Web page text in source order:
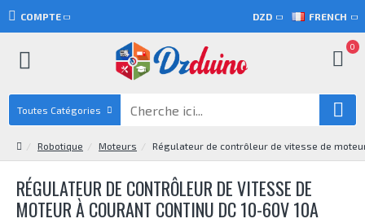
COMPTE DZD FRENCH
0
Toutes Catégories
Robotique Moteurs Régulateur de contrôleur de vitesse de
RÉGULATEUR DE CONTRÔLEUR DE VITESSE DE
MOTEUR À COURANT CONTINU DC 10-60V 10A